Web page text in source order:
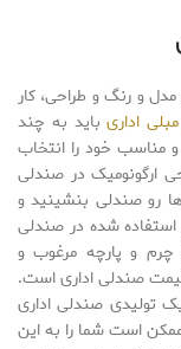
و رنگ و طراحی، کار
اداریباید به چند
مناسب خود را انتخاب
ارگونومیک در صندلی
رو صندلی بنشینید و
شده در صندلی
و پارچه مرغوب و
صندلی اداری است.
تولیدی صندلی اداری
است شما را به این